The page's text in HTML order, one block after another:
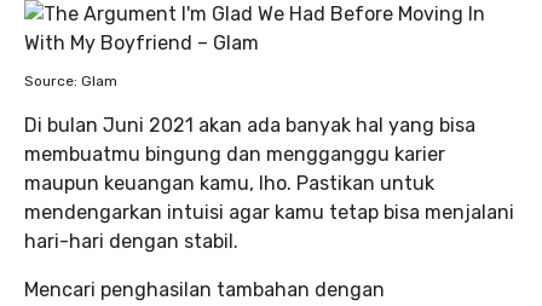
Source: Glam
Di bulan Juni 2021 akan ada banyak hal yang bisa
membuatmu bingung dan mengganggu karier
maupun keuangan kamu, lho. Pastikan untuk
mendengarkan intuisi agar kamu tetap bisa menjalani
hari-hari dengan stabil.
Mencari penghasilan tambahan dengan